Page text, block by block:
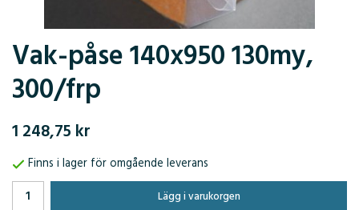
Vak-påse 140x950 130my,
300/frp
1 248,75 kr
Finns i lager för omgående leverans
Lägg i varukorgen